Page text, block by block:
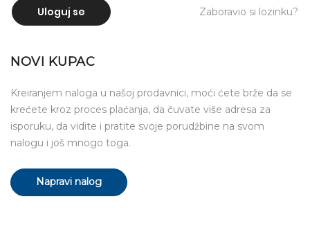
Uloguj se Zaboravio si lozinku?
NOVI KUPAC
Kreiranjem naloga u našoj prodavnici, moći ćete brže da se
krećete kroz proces plaćanja, da čuvate više adresa za
isporuku, da vidite i pratite svoje porudžbine na svom
nalogu i još mnogo toga.
Napravi nalog